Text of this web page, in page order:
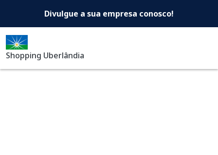
Shopping Uberlândia -
Divulgue a sua empresa conosco!
Shopping Uberlândia